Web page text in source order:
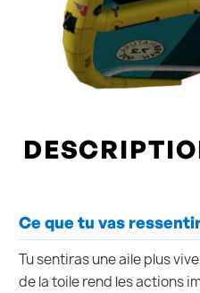
Ce que tu vas
Tu sentiras une aile plus
de la toile rend les actions